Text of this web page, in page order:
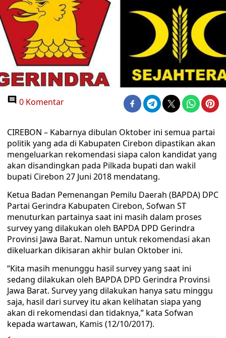
0 Komentar
CIREBON – Kabarnya dibulan Oktober ini semua partai
politik yang ada di Kabupaten Cirebon dipastikan akan
mengeluarkan rekomendasi siapa calon kandidat yang
akan disandingkan pada Pilkada bupati dan wakil
bupati Cirebon 27 Juni 2018 mendatang.
Ketua Badan Pemenangan Pemilu Daerah (BAPDA) DPC
Partai Gerindra Kabupaten Cirebon, Sofwan ST
menuturkan partainya saat ini masih dalam proses
survey yang dilakukan oleh BAPDA DPD Gerindra
Provinsi Jawa Barat. Namun untuk rekomendasi akan
dikeluarkan dikisaran akhir bulan Oktober ini.
“Kita masih menunggu hasil survey yang saat ini
sedang dilakukan oleh BAPDA DPD Gerindra Provinsi
Jawa Barat. Survey yang dilakukan hanya satu minggu
saja, hasil dari survey itu akan kelihatan siapa yang
akan di rekomendasi dan tidaknya,” kata Sofwan
kepada wartawan, Kamis (12/10/2017).